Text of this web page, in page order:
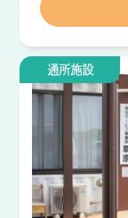
通所施設